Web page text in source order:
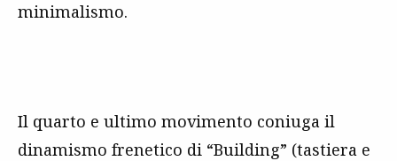
minimalismo.
Il quarto e ultimo movimento coniuga il
dinamismo frenetico di “Building” (tastiera e